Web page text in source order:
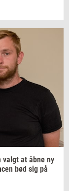
valgt at åbne ny
bød sig på